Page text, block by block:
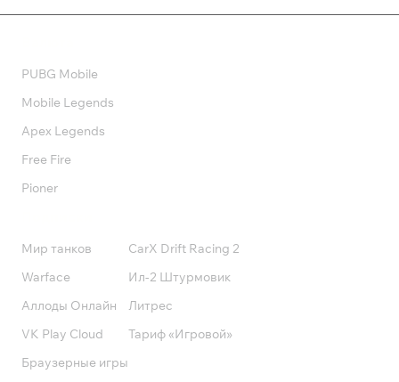
PUBG Mobile
Mobile Legends
Apex Legends
Free Fire
Pioner
Мир танков
Warface
Аллоды Онлайн
VK Play Cloud
Браузерные игры
CarX Drift Racing 2
Ил-2 Штурмовик
Литрес
Тариф «Игровой»